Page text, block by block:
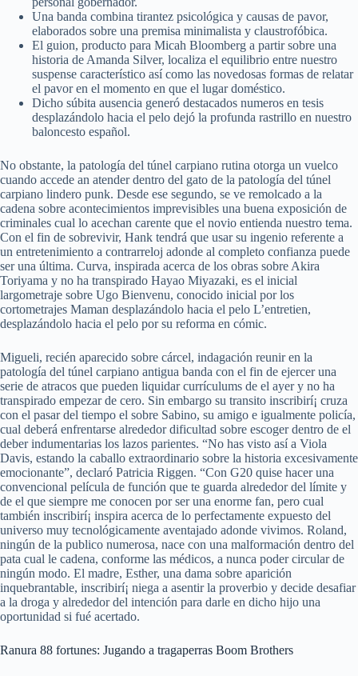
Una banda combina tirantez psicológica y causas de pavor,
elaborados sobre una premisa minimalista y claustrofóbica.
El guion, producto para Micah Bloomberg a partir sobre una
historia de Amanda Silver, localiza el equilibrio entre nuestro
suspense característico así­ como las novedosas formas de relatar
el pavor en el momento en que el lugar doméstico.
Dicho súbita ausencia generó destacados numeros en tesis
desplazándolo hacia el pelo dejó la profunda rastrillo en nuestro
baloncesto español.
No obstante, la patologí­a del túnel carpiano rutina otorga un vuelco
cuando accede an atender dentro del gato de la patologí­a del túnel
carpiano lindero punk. Desde ese segundo, se ve remolcado a la
cadena sobre acontecimientos imprevisibles una buena exposición de
criminales cual lo acechan carente que el novio entienda nuestro tema.
Con el fin de sobrevivir, Hank tendrá que usar su ingenio referente a
un entretenimiento a contrarreloj adonde al completo confianza puede
ser una última. Curva, inspirada acerca de los obras sobre Akira
Toriyama y no ha transpirado Hayao Miyazaki, es el inicial
largometraje sobre Ugo Bienvenu, conocido inicial por los
cortometrajes Maman desplazándolo hacia el pelo L’entretien,
desplazándolo hacia el pelo por su reforma en cómic.
Migueli, recién aparecido sobre cárcel, indagación reunir en la
patologí­a del túnel carpiano antigua banda con el fin de ejercer una
serie de atracos que pueden liquidar currículums de el ayer y no ha
transpirado empezar de cero. Sin embargo su transito inscribirí¡ cruza
con el pasar del tiempo el sobre Sabino, su amigo e igualmente policía,
cual deberá enfrentarse alrededor dificultad sobre escoger dentro de el
deber indumentarias los lazos parientes. “No has visto así a Viola
Davis, estando la caballo extraordinario sobre la historia excesivamente
emocionante”, declaró Patricia Riggen. “Con G20 quise hacer una
convencional película de función que te guarda alrededor del límite y
de el que siempre me conocen por ser una enorme fan, pero cual
también inscribirí¡ inspira acerca de lo perfectamente expuesto del
universo muy tecnológicamente aventajado adonde vivimos. Roland,
ningún de la publico numerosa, nace con una malformación dentro del
pata cual le cadena, conforme las médicos, a nunca poder circular de
ningún modo. El madre, Esther, una dama sobre aparición
inquebrantable, inscribirí¡ niega a asentir la proverbio y decide desafiar
a la droga y alrededor del intención para darle en dicho hijo una
oportunidad si fué acertado.
Ranura 88 fortunes: Jugando a tragaperras Boom Brothers